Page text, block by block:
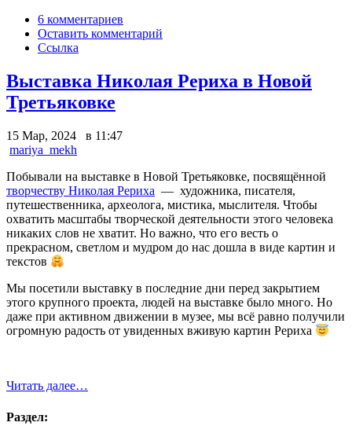
6 комментариев
Оставить комментарий
Ссылка
Выставка Николая Рериха в Новой
Третьяковке
15 Мар, 2024 в 11:47
mariya_mekh
Побывали на выставке в Новой Третьяковке, посвящённой
творчеству Николая Рериха — художника, писателя,
путешественника, археолога, мистика, мыслителя. Чтобы
охватить масштабы творческой деятельности этого человека
никаких слов не хватит. Но важно, что его весть о
прекрасном, светлом и мудром до нас дошла в виде картин и
текстов
Мы посетили выставку в последние дни перед закрытием
этого крупного проекта, людей на выставке было много. Но
даже при активном движении в музее, мы всё равно получили
огромную радость от увиденных вживую картин Рериха
Читать далее…
Раздел: